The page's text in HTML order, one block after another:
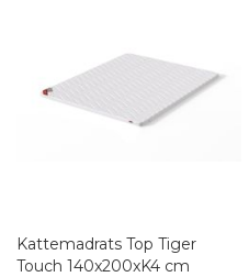
Kattemadrats Top Tiger
Touch 140x200xK4 cm